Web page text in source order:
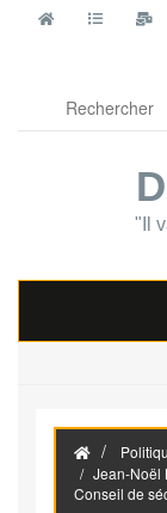
"Il
Jean-Noël
Conseil de